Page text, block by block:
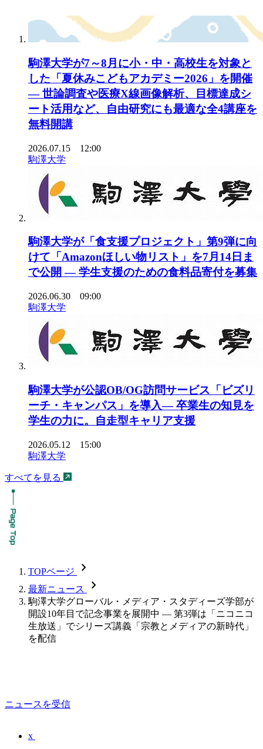
駒澤大学が7～8月に小・中・高校生を対象と
した「夏休みこどもアカデミー2026」を開催
— 世論調査や医療X線画像解析、目標達成シ
ート活用など、自由研究にも最適な全4講座を
無料開講
2026.07.15 12:00
駒澤大学
駒澤大学が「食支援プロジェクト」第9弾に向
けて「Amazonほしい物リスト」を7月14日ま
で公開 ― 学生支援のための食料品寄付を募集
2026.06.30 09:00
駒澤大学
駒澤大学が公認OB/OG訪問サービス「ビズリ
ーチ・キャンパス」を導入― 卒業生の知見を
学生の力に。自走型キャリア支援
2026.05.12 15:00
駒澤大学
すべてを見る
TOPページ chevron_forward
最新ニュース chevron_forward
駒澤大学グローバル・メディア・スタディーズ学部が
開設10年目で記念事業を展開中 — 第3弾は「ニコニコ
生放送」でシリーズ講義「宗教とメディアの新時代」
を配信
ニュースを受信
x